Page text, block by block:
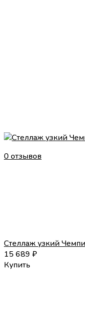
0 отзывов
Стеллаж узкий
15 689 ₽
Купить